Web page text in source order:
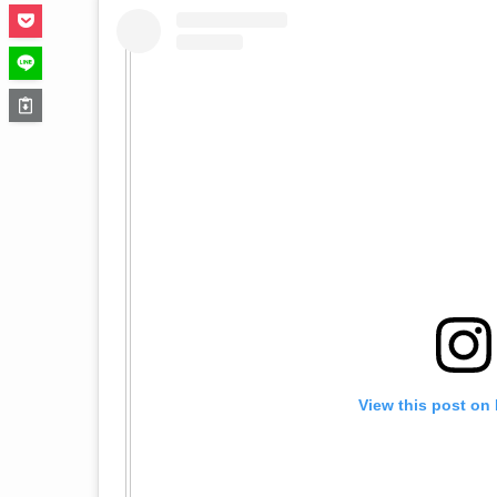
View this post on